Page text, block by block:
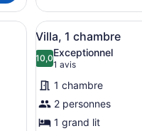
Chalet
rustique
et bordées d’une pelouse
couleurs vives, avec des
Afficher
toutes
les
photos
pour
ce
type
6
Villa, 1 chambre
10,010,0 sur 10
Exceptionnel
1 avis
(1 avis)
1 chambre
2 personnes
1 grand lit